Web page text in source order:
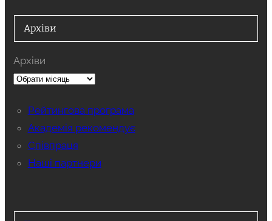
Архіви
Архіви
Рейтингова програма
Академія рекомендує
Співпраця
Наші партнери